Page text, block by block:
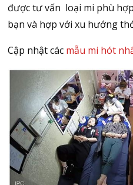
được tư vấn loại mi phù
bạn và hợp với xu hướng
Cập nhật các mẫu mi hót